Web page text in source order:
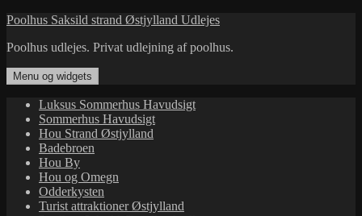
Hop
indhold
Poolhus Saksild strand Østjylland Udlejes
Poolhus udlejes. Privat udlejning af poolhus.
Menu og widgets
Luksus Sommerhus Havudsigt
Sommerhus Havudsigt
Hou Strand Østjylland
Badebroen
Hou By
Hou og Omegn
Odderkysten
Turist attraktioner Østjylland